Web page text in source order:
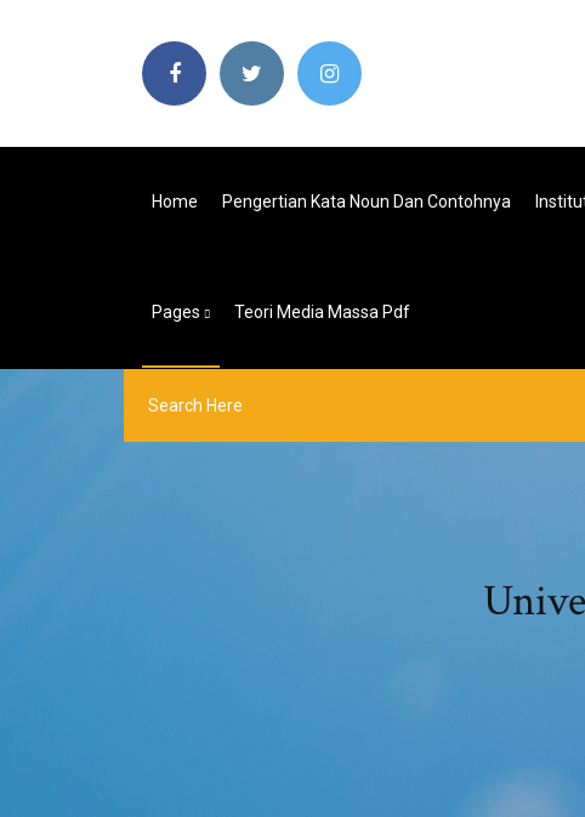
Home Pengertian Kata Noun Dan Contohnya
Pages Teori Media Massa Pdf